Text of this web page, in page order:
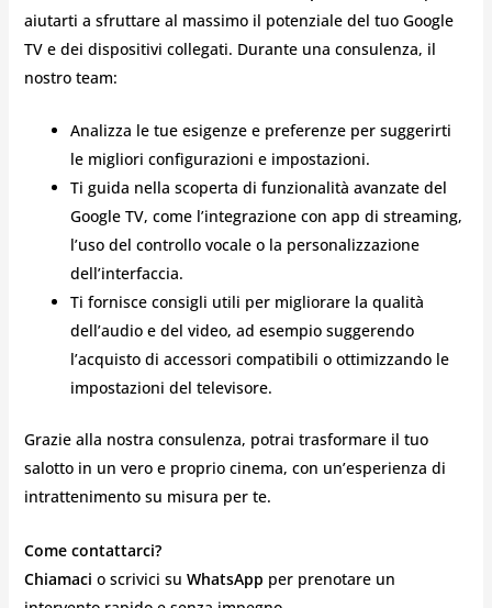
aiutarti a sfruttare al massimo il potenziale del tuo Google
TV e dei dispositivi collegati. Durante una consulenza, il
nostro team:
Analizza le tue esigenze e preferenze per suggerirti
le migliori configurazioni e impostazioni.
Ti guida nella scoperta di funzionalità avanzate del
Google TV, come l’integrazione con app di streaming,
l’uso del controllo vocale o la personalizzazione
dell’interfaccia.
Ti fornisce consigli utili per migliorare la qualità
dell’audio e del video, ad esempio suggerendo
l’acquisto di accessori compatibili o ottimizzando le
impostazioni del televisore.
Grazie alla nostra consulenza, potrai trasformare il tuo
salotto in un vero e proprio cinema, con un’esperienza di
intrattenimento su misura per te.
Come contattarci?
Chiamaci o scrivici su WhatsApp per prenotare un